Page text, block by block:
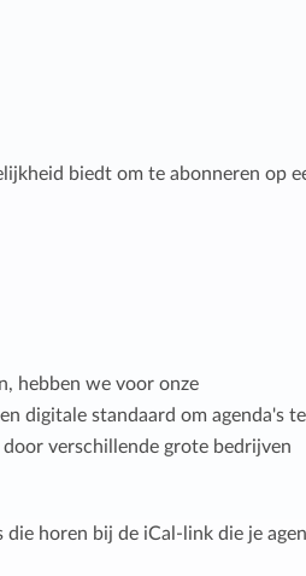
biedt om te abonneren op
hebben we voor onze
digitale standaard om agenda's te
verschillende grote bedrijven
horen bij de iCal-link die je